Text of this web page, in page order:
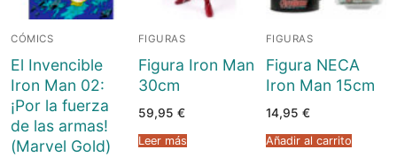
Inicio
Juegos de mesa
Juegos de cartas
Cómics
Sobre Nosotros
Blog
CÓMICS
El Invencible
Iron Man 02:
¡Por la fuerza
de las armas!
(Marvel Gold)
FIGURAS
Figura Iron Man
30cm
59,95 €
Leer más
FIGURAS
Figura NECA
Iron Man 15cm
14,95 €
Añadir al carrito